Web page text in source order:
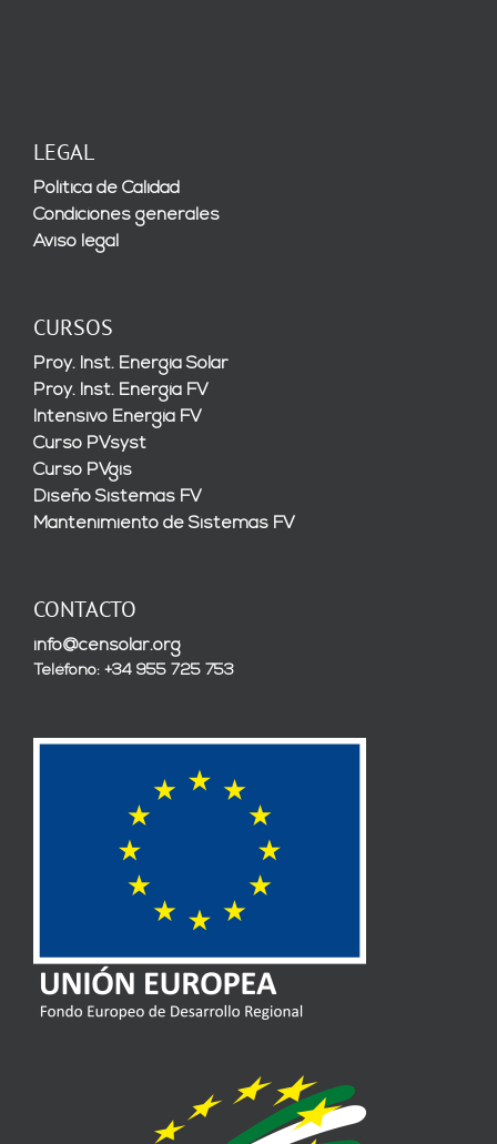
LEGAL
Política de Calidad
Condiciones generales
Aviso legal
CURSOS
Proy. Inst. Energía Solar
Proy. Inst. Energía FV
Intensivo Energía FV
Curso PVsyst
Curso PVgis
Diseño Sistemas FV
Mantenimiento de Sistemas FV
CONTACTO
info@censolar.org
Teléfono: +34 955 725 753